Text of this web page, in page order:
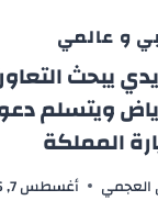
و عالمي
يبحث
ويتسلم
المملكة
العجمي أغسطس 7, 2026